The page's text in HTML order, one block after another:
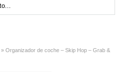
» Organizador de coche – Skip Hop – Grab &